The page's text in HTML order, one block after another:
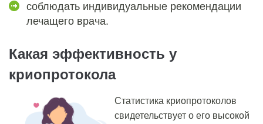
соблюдать индивидуальные рекомендации
лечащего врача.
Какая эффективность у
криопротокола
Статистика криопротоколов
свидетельствует о его высокой